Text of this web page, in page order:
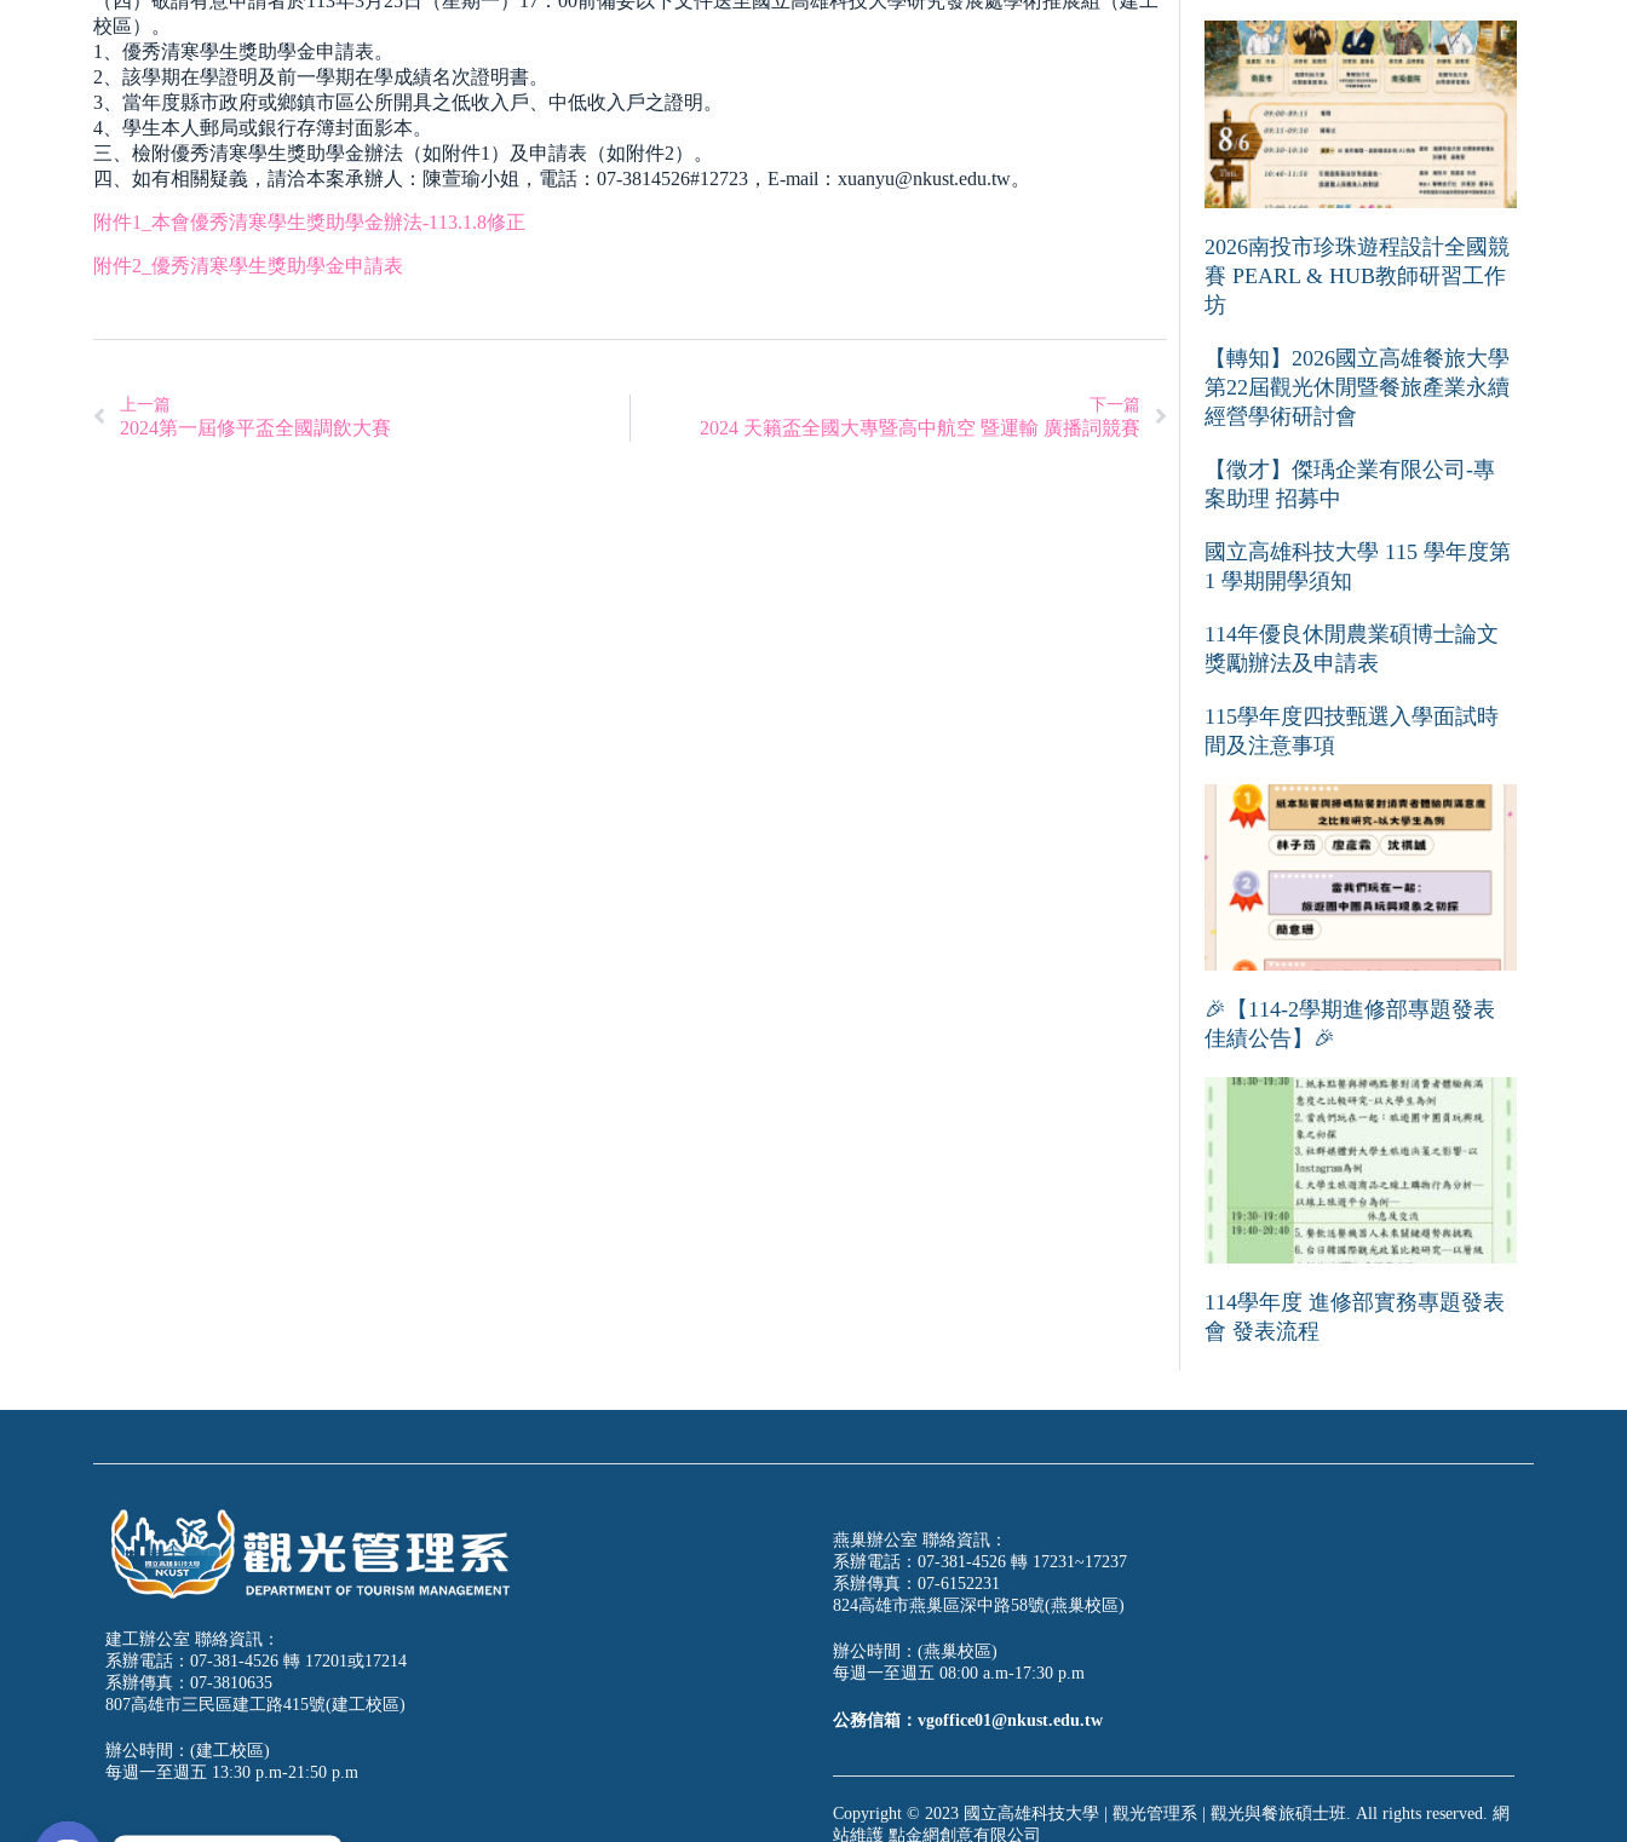
校區）。
1、優秀清寒學生獎助學金申請表。
2、該學期在學證明及前一學期在學成績名次證明書。
3、當年度縣市政府或鄉鎮市區公所開具之低收入戶、中低收入戶之證明。
4、學生本人郵局或銀行存簿封面影本。
三、檢附優秀清寒學生獎助學金辦法（如附件1）及申請表（如附件2）。
四、如有相關疑義，請洽本案承辦人：陳萱瑜小姐，電話：07-3814526#12723，E-mail：xuanyu@nkust.edu.tw。
附件1_本會優秀清寒學生獎助學金辦法-113.1.8修正
附件2_優秀清寒學生獎助學金申請表
上一篇
2024第一屆修平盃全國調飲大賽
下一篇
2024 天籟盃全國大專暨高中航空 暨運輸 廣播詞競賽
2026南投市珍珠遊程設計全國競
賽 PEARL & HUB教師研習工作
坊
【轉知】2026國立高雄餐旅大學
第22屆觀光休閒暨餐旅產業永續
經營學術研討會
【徵才】傑瑀企業有限公司-專
案助理 招募中
國立高雄科技大學 115 學年度第
1 學期開學須知
114年優良休閒農業碩博士論文
獎勵辦法及申請表
115學年度四技甄選入學面試時
間及注意事項
🎉【114-2學期進修部專題發表
佳績公告】🎉
114學年度 進修部實務專題發表
會 發表流程
建工辦公室 聯絡資訊：
系辦電話：07-381-4526 轉 17201或17214
系辦傳真：07-3810635
807高雄市三民區建工路415號(建工校區)
辦公時間：(建工校區)
每週一至週五 13:30 p.m-21:50 p.m
燕巢辦公室 聯絡資訊：
系辦電話：07-381-4526 轉 17231~17237
系辦傳真：07-6152231
824高雄市燕巢區深中路58號(燕巢校區)
辦公時間：(燕巢校區)
每週一至週五 08:00 a.m-17:30 p.m
公務信箱：vgoffice01@nkust.edu.tw
Copyright © 2023 國立高雄科技大學 | 觀光管理系 | 觀光與餐旅碩士班. All rights reserved. 網
站維護 點金網創意有限公司